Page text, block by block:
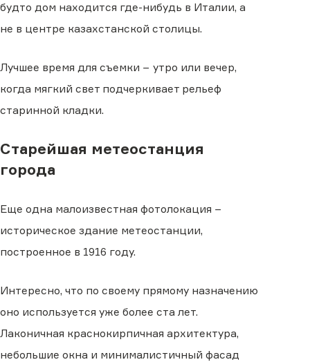
будто дом находится где-нибудь в Италии, а
не в центре казахстанской столицы.
Лучшее время для съемки − утро или вечер,
когда мягкий свет подчеркивает рельеф
старинной кладки.
Старейшая метеостанция
города
Еще одна малоизвестная фотолокация −
историческое здание метеостанции,
построенное в 1916 году.
Интересно, что по своему прямому назначению
оно используется уже более ста лет.
Лаконичная краснокирпичная архитектура,
небольшие окна и минималистичный фасад